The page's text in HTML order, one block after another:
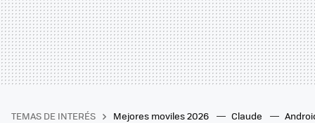
TEMAS DE INTERÉS Mejores moviles 2026 Claude